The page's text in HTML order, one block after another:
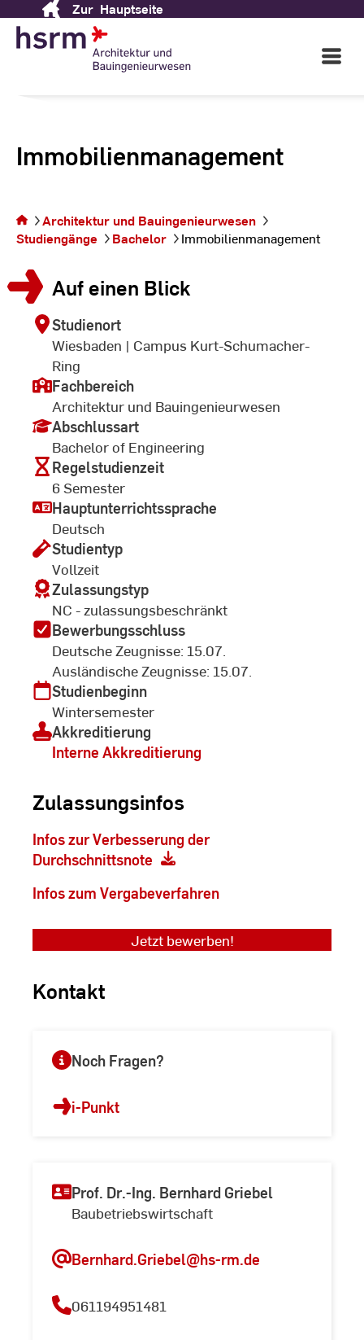
Content
Zur Hauptseite
Open
Main
Immobilienmanagement
Sie befinden sich auf
der Seite
Immobilienmanagement
Architektur und Bauingenieurwesen
Studiengänge
Bachelor Immobilienmanagement
Auf einen Blick
Studienort
Wiesbaden | Campus Kurt-Schumacher-
Ring
Fachbereich
Architektur und Bauingenieurwesen
Abschlussart
Bachelor of Engineering
Regelstudienzeit
6 Semester
Hauptunterrichtssprache
Deutsch
Studientyp
Vollzeit
Zulassungstyp
NC - zulassungsbeschränkt
Bewerbungsschluss
Deutsche Zeugnisse: 15.07.
Ausländische Zeugnisse: 15.07.
Studienbeginn
Wintersemester
Akkreditierung
Interne Akkreditierung
Zulassungsinfos
Infos zur Verbesserung der
Durchschnittsnote
Infos zum Vergabeverfahren
Jetzt bewerben!
Kontakt
Noch Fragen?
i-Punkt
Prof. Dr.-Ing. Bernhard Griebel
Baubetriebswirtschaft
Bernhard.Griebel@hs-rm.de
061194951481